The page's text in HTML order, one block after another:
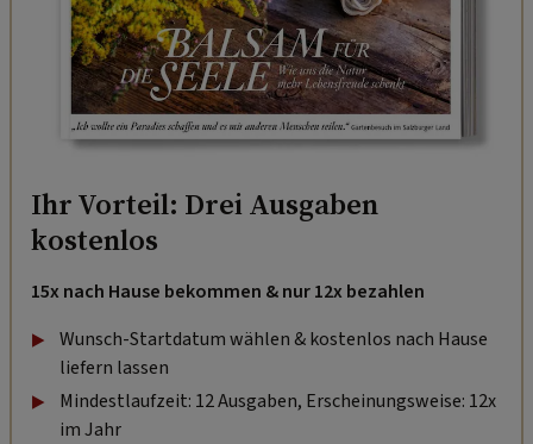
Ihr Vorteil: Drei Ausgaben
kostenlos
15x nach Hause bekommen & nur 12x bezahlen
Wunsch-Startdatum wählen & kostenlos nach Hause
liefern lassen
Mindestlaufzeit: 12 Ausgaben, Erscheinungsweise: 12x
im Jahr